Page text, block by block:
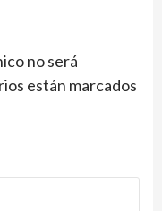
no será
están marcados